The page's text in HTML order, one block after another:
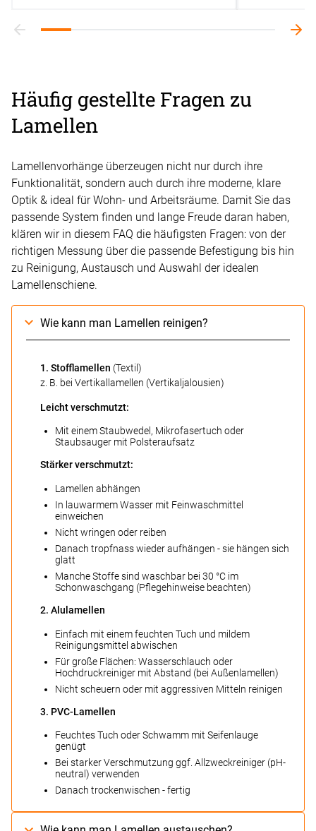
Häufig gestellte Fragen zu
Lamellen
Lamellenvorhänge überzeugen nicht nur durch ihre
Funktionalität, sondern auch durch ihre moderne, klare
Optik & ideal für Wohn- und Arbeitsräume. Damit Sie das
passende System finden und lange Freude daran haben,
klären wir in diesem FAQ die häufigsten Fragen: von der
richtigen Messung über die passende Befestigung bis hin
zu Reinigung, Austausch und Auswahl der idealen
Lamellenschiene.
Wie kann man Lamellen reinigen?
1. Stofflamellen (Textil)
z. B. bei Vertikallamellen (Vertikaljalousien)
Leicht verschmutzt:
Mit einem Staubwedel, Mikrofasertuch oder
Staubsauger mit Polsteraufsatz
Stärker verschmutzt:
Lamellen abhängen
In lauwarmem Wasser mit Feinwaschmittel
einweichen
Nicht wringen oder reiben
Danach tropfnass wieder aufhängen - sie hängen sich
glatt
Manche Stoffe sind waschbar bei 30 °C im
Schonwaschgang (Pflegehinweise beachten)
2. Alulamellen
Einfach mit einem feuchten Tuch und mildem
Reinigungsmittel abwischen
Für große Flächen: Wasserschlauch oder
Hochdruckreiniger mit Abstand (bei Außenlamellen)
Nicht scheuern oder mit aggressiven Mitteln reinigen
3. PVC-Lamellen
Feuchtes Tuch oder Schwamm mit Seifenlauge
genügt
Bei starker Verschmutzung ggf. Allzweckreiniger (pH-
neutral) verwenden
Danach trockenwischen - fertig